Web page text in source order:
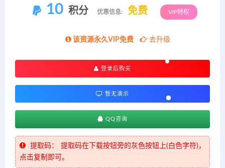
10 积分 优惠信息: 免费 VIP特权
该资源永久VIP免费 去升级
登录后购买
暂无演示
QQ咨询
提取码：
提取码在下载按钮旁的灰色按钮上(白色字符)，
点击复制即可。